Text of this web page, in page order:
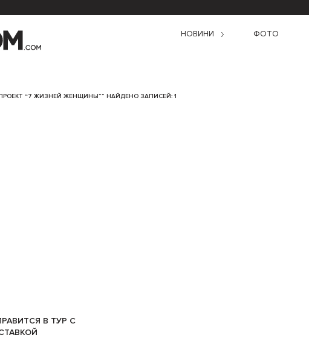
НОВИНИ ФОТО
“7 ЖИЗНЕЙ ЖЕНЩИНЫ”” НАЙДЕНО ЗАПИСЕЙ: 1
В ТУР С